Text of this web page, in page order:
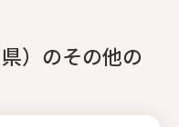
）のその他の